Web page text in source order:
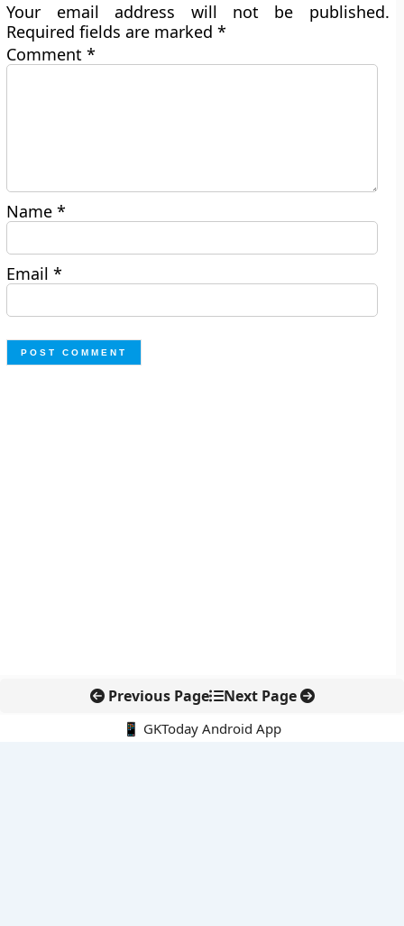
Your email address will not be published.
Required fields are marked*
Comment*
Name*
Email*
Previous Page Next Page
📱 GKToday Android App